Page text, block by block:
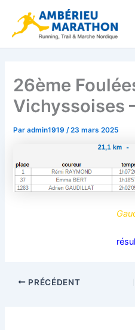
contenu
26ème
Vichyssoises
Paradmin1919/23 mars 2025
PRÉCÉDENT